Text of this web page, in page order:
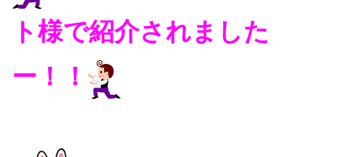
ト様で紹介されました
ー！！